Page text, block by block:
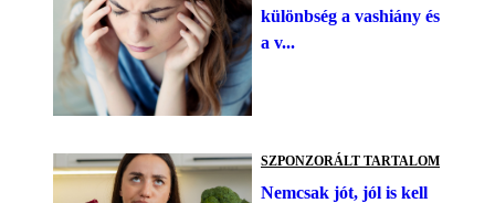
különbség a vashiány és
a v...
SZPONZORÁLT TARTALOM
Nemcsak jót, jól is kell